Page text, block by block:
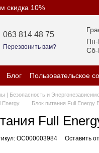
скидка 10%
063 814 48 75
Перезвонить вам?
Пн-
Сб-
Блог
Пользовательское
| Безопасность и
Energy
Блок питания Full Energy
Full
OC000003984 Оставить